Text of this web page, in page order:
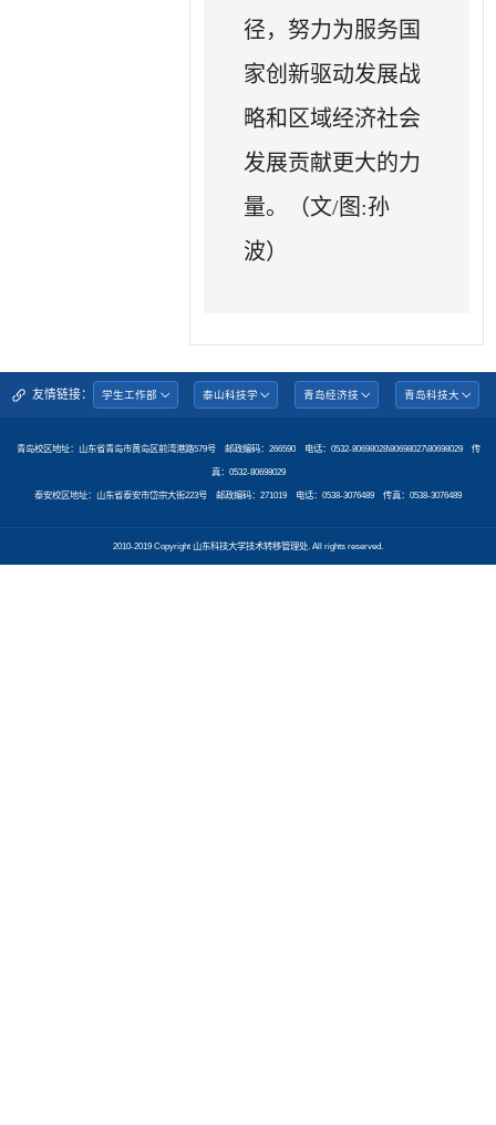
径，努力为服务国
家创新驱动发展战
略和区域经济社会
发展贡献更大的力
量。（文/图:孙
波）
友情链接：
青岛校区地址：山东省青岛市黄岛区前湾港路579号 邮政编码：266590 电话：0532-80698028\80698027\80698029 传
真：0532-80698029
泰安校区地址：山东省泰安市岱宗大街223号 邮政编码：271019 电话：0538-3076489 传真：0538-3076489
2010-2019 Copyright 山东科技大学技术转移管理处. All rights reserved.